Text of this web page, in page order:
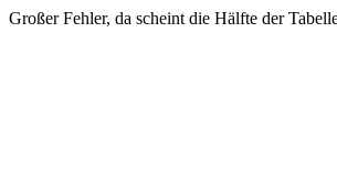
Großer Fehler, da scheint die Hälfte der